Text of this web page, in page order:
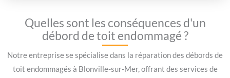
Quelles sont les conséquences d'un
débord de toit endommagé ?
Notre entreprise se spécialise dans la réparation des débords de
toit endommagés à Blonville-sur-Mer, offrant des services de